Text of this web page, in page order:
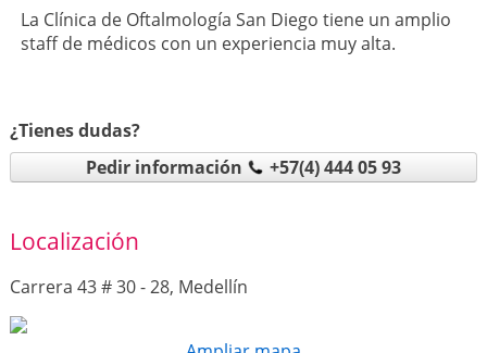
La Clínica de Oftalmología San Diego tiene un amplio
staff de médicos con un experiencia muy alta.
¿Tienes dudas?
Pedir información
+57(4) 444 05 93
Localización
Carrera 43 # 30 - 28, Medellín